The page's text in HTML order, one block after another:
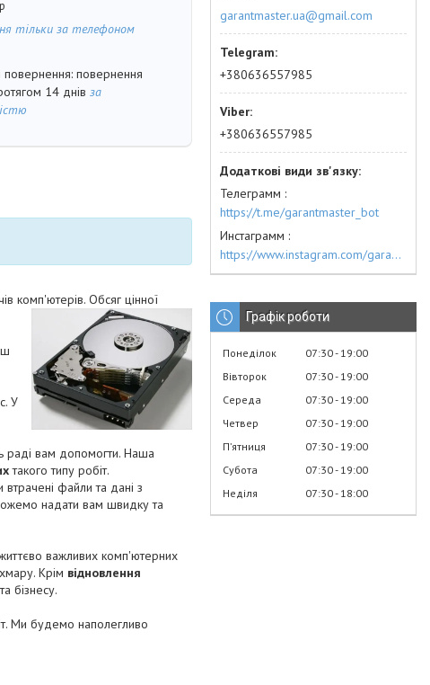
тільки за телефоном
повернення
14 днів за
комп'ютерів. Обсяг цінної
У
раді вам допомогти. Наша
такого типу робіт.
файли та дані з
надати вам швидку та
важливих комп'ютерних
Крім відновлення
бізнесу.
Ми будемо наполегливо
garantmaster.ua@gmail.com
+380636557985
+380636557985
Телеграмм
https://t.me/garantmaster_bot
Инстаграмм
https://www.instagram.com/garantmaster.ua/
Графік роботи
Понеділок 07:30 19:00
Вівторок
07:30 19:00
Середа
07:30 19:00
Четвер
07:30 19:00
Пʼятниця
07:30 19:00
Субота
07:30 19:00
Неділя
07:30 18:00